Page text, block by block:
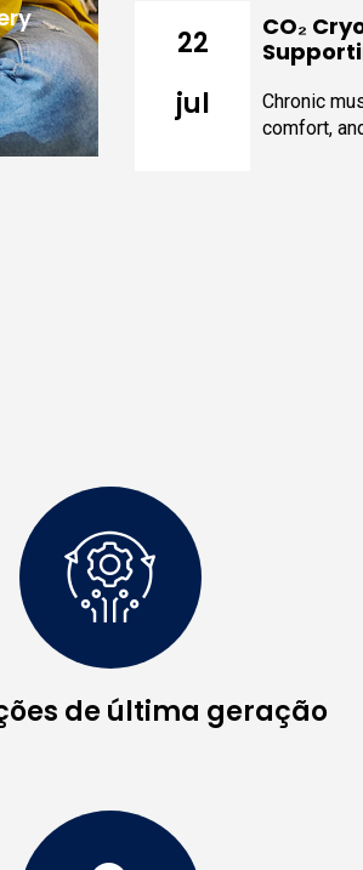
22
jul
CO₂
Chronic
comfort,
de última geração